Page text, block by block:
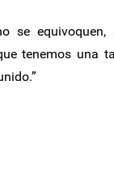
se
tenemos una